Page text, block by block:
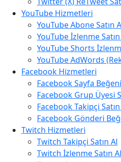
YouTube Hizmetleri
YouTube Abone Satın
YouTube İzlenme
YouTube Shorts
YouTube AdWords
Facebook Hizmetleri
Facebook Sayfa
Facebook Grup Üyesi
Facebook Takipçi
Facebook Gönderi
Twitch Hizmetleri
Twitch Takipçi Satın Al
Twitch İzlenme Satın Al